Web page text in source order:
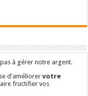
à gérer notre argent.
d'améliorervotre
fructifier vos